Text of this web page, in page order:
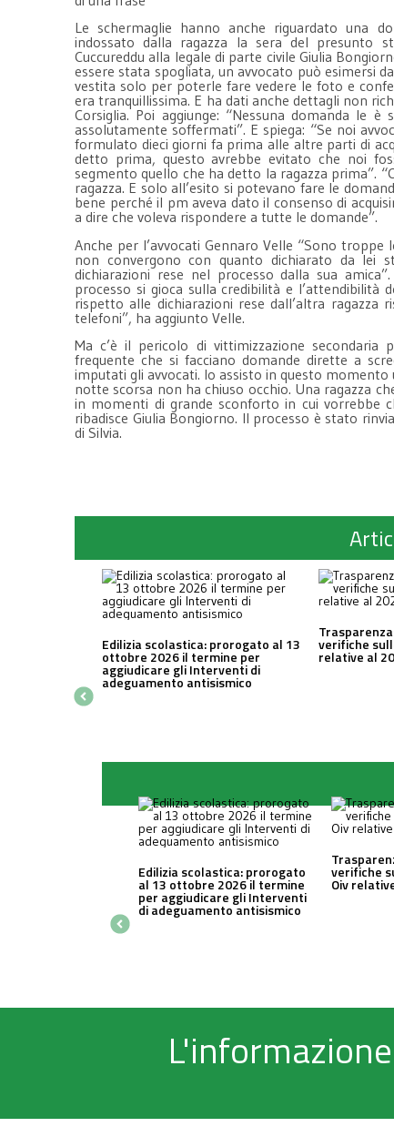
Le schermaglie hanno anche riguardato una
indossato dalla ragazza la sera del presunto
Cuccureddu alla legale di parte civile Giulia
essere stata spogliata, un avvocato può esimersi
vestita solo per poterle fare vedere le foto e
era tranquillissima. E ha dati anche dettagli non
Corsiglia. Poi aggiunge: “Nessuna domanda le
assolutamente soffermati”. E spiega: “Se noi
formulato dieci giorni fa prima alle altre parti di
detto prima, questo avrebbe evitato che noi
segmento quello che ha detto la ragazza prima”.
ragazza. E solo all’esito si potevano fare le
bene perché il pm aveva dato il consenso di
a dire che voleva rispondere a tutte le domande”.
Anche per l’avvocati Gennaro Velle “Sono
non convergono con quanto dichiarato da lei
dichiarazioni rese nel processo dalla sua
processo si gioca sulla credibilità e l’attendibilità
rispetto alle dichiarazioni rese dall’altra
telefoni”, ha aggiunto Velle.
Ma c’è il pericolo di vittimizzazione
frequente che si facciano domande dirette a
imputati gli avvocati. Io assisto in questo momento
notte scorsa non ha chiuso occhio. Una ragazza
in momenti di grande sconforto in cui vorrebbe
ribadisce Giulia Bongiorno. Il processo è stato
di Silvia.
Edilizia scolastica: prorogato al 13
ottobre 2026 il termine per
aggiudicare gli Interventi di
adeguamento antisismico
verifiche
relative al
Edilizia scolastica: prorogato
al 13 ottobre 2026 il termine
per aggiudicare gli Interventi
di adeguamento antisismico
verifiche
Oiv